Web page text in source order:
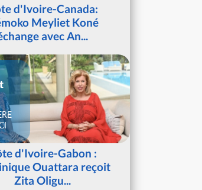
d'Ivoire-Canada:
Meyliet Koné
avec An...
d'Ivoire-Gabon :
Ouattara reçoit
Zita Oligu...